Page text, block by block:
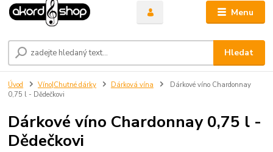
Menu
Hledat
Úvod Víno|Chutné dárky Dárková vína
Dárkové víno Chardonnay
0,75 l - Dědečkovi
Dárkové víno Chardonnay 0,75 l -
Dědečkovi